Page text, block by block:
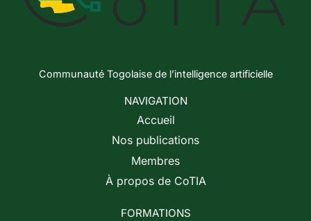
Communauté Togolaise de l’intelligence artificielle
NAVIGATION
Accueil
Nos publications
Membres
À propos de CoTIA
FORMATIONS